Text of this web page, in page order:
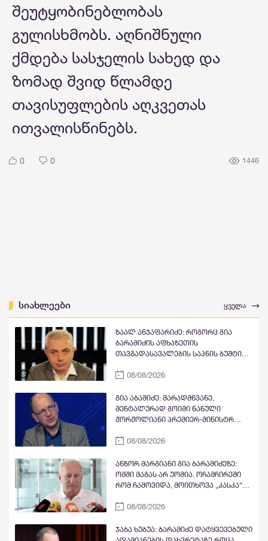
შეუტყობინებლობას
გულისხმობს. აღნიშნული
ქმდება სასჯელის სახედ და
ზომად შვიდ წლამდე
თავისუფლების აღკვეთას
ითვალისწინებს.
0 0 1446
სიახლეები ყველა
ზაალ ანჯაფარიძე: როგორც გია
ბარამიძის აფხაზეთის
თავგადასავალების საპნის ბუშტი
მიშა მშვილდაძის ვითომ რუსეთთან
ცოტა ხანში ვიხილავთ სხვა ვითომ
"ანტირუსების" მითების და ბუშტების
გასკდომის სერიას
08/08/2026
გია აბაშიძე: მარადმწვანე,
მენტალურად გოიმი ნანული
ჟორჟოლიანი პრემიერ-მინისტრ
შხამიან არსებას ჰგონია, რომ
ნაცჯალათ ერეკლე კოდუას ხანა
დადგება საქართველოში
08/08/2026
ანზორ მარგიანი გია ბარამიძეზე:
ომში მაგას არ უომია. ოჩამჩირეში
რომ ჩამოვიდა, მოითხოვა „კასკა“
დადიოდა, სურათებს იღებდა და
ტყუილი თქვა, რომ ქართველები
ტყვეებს ხვრეტდნენო
08/08/2026
ჯაბა ხუბუა: ბარამიძე დატყვევებული